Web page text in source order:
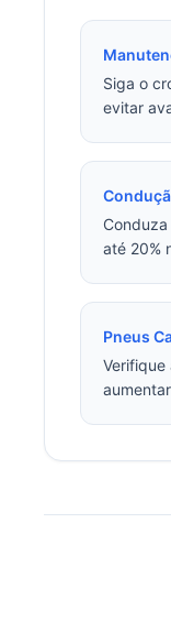
Siga o
evitar
até 20%
Pneus
Verifique